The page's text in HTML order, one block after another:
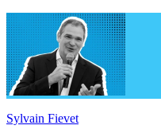
Sylvain Fievet